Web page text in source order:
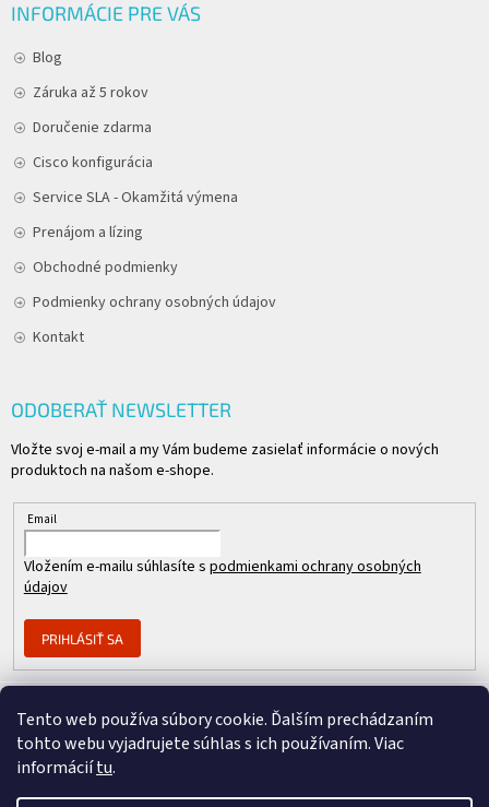
Tento web používa súbory cookie. Ďalším prechádzaním
tohto webu vyjadrujete súhlas s ich používaním. Viac
informáciítu.
INFORMÁCIE PRE VÁS
Blog
Záruka až 5 rokov
Doručenie zdarma
Cisco konfigurácia
Service SLA - Okamžitá výmena
Prenájom a lízing
Obchodné podmienky
Podmienky ochrany osobných údajov
Kontakt
ODOBERAŤ NEWSLETTER
Vložte svoj e-mail a my Vám budeme zasielať informácie o nových
produktoch na našom e-shope.
Email
Vložením e-mailu súhlasíte s podmienkami ochrany osobných
údajov
PRIHLÁSIŤ SA
Člen skupiny